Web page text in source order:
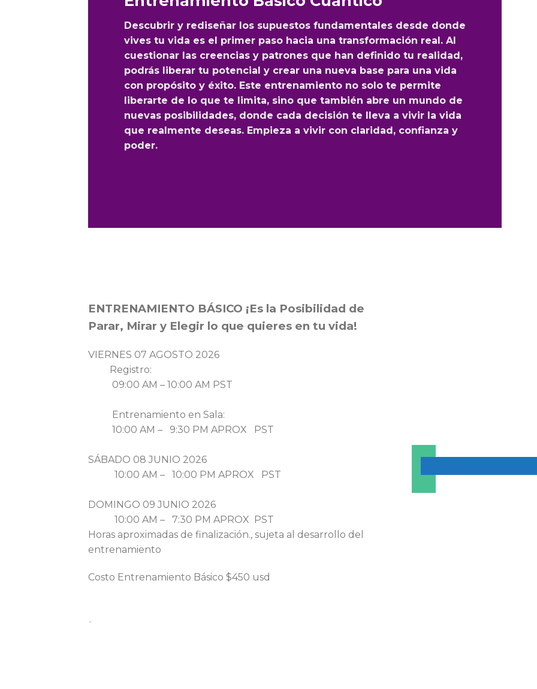
Descubrir y rediseñar los supuestos fundamentales desde donde
vives tu vida es el primer paso hacia una transformación real. Al
cuestionar las creencias y patrones que han definido tu realidad,
podrás liberar tu potencial y crear una nueva base para una vida
con propósito y éxito. Este entrenamiento no solo te permite
liberarte de lo que te limita, sino que también abre un mundo de
nuevas posibilidades, donde cada decisión te lleva a vivir la vida
que realmente deseas. Empieza a vivir con claridad, confianza y
poder.
ENTRENAMIENTO BÁSICO ¡Es la Posibilidad de
Parar, Mirar y Elegir lo que quieres en tu vida!
VIERNES 07 AGOSTO 2026
Registro:
09:00 AM – 10:00 AM PST
Entrenamiento en Sala:
10:00 AM – 9:30 PM APROX PST
SÁBADO 08 JUNIO 2026
10:00 AM – 10:00 PM APROX PST
DOMINGO 09 JUNIO 2026
10:00 AM – 7:30 PM APROX PST
Horas aproximadas de finalización., sujeta al desarrollo del
entrenamiento
Costo Entrenamiento Básico $450 usd